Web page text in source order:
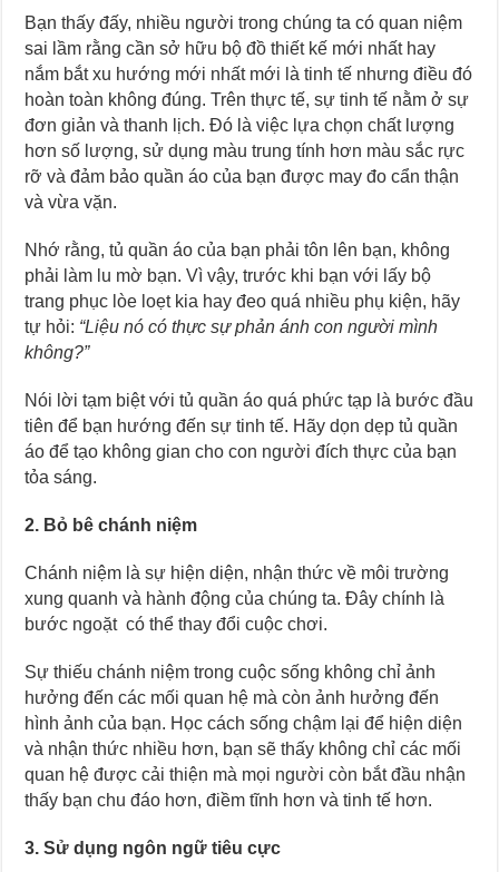
Bạn thấy đấy, nhiều người trong chúng ta có quan niệm
sai lầm rằng cần sở hữu bộ đồ thiết kế mới nhất hay
nắm bắt xu hướng mới nhất mới là tinh tế nhưng điều đó
hoàn toàn không đúng. Trên thực tế, sự tinh tế nằm ở sự
đơn giản và thanh lịch. Đó là việc lựa chọn chất lượng
hơn số lượng, sử dụng màu trung tính hơn màu sắc rực
rỡ và đảm bảo quần áo của bạn được may đo cẩn thận
và vừa vặn.
Nhớ rằng, tủ quần áo của bạn phải tôn lên bạn, không
phải làm lu mờ bạn. Vì vậy, trước khi bạn với lấy bộ
trang phục lòe loẹt kia hay đeo quá nhiều phụ kiện, hãy
tự hỏi: “Liệu nó có thực sự phản ánh con người mình
không?”
Nói lời tạm biệt với tủ quần áo quá phức tạp là bước đầu
tiên để bạn hướng đến sự tinh tế. Hãy dọn dẹp tủ quần
áo để tạo không gian cho con người đích thực của bạn
tỏa sáng.
2. Bỏ bê chánh niệm
Chánh niệm là sự hiện diện, nhận thức về môi trường
xung quanh và hành động của chúng ta. Đây chính là
bước ngoặt có thể thay đổi cuộc chơi.
Sự thiếu chánh niệm trong cuộc sống không chỉ ảnh
hưởng đến các mối quan hệ mà còn ảnh hưởng đến
hình ảnh của bạn. Học cách sống chậm lại để hiện diện
và nhận thức nhiều hơn, bạn sẽ thấy không chỉ các mối
quan hệ được cải thiện mà mọi người còn bắt đầu nhận
thấy bạn chu đáo hơn, điềm tĩnh hơn và tinh tế hơn.
3. Sử dụng ngôn ngữ tiêu cực